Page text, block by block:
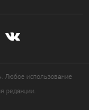
Любое использование
редакции.